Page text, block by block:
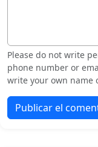
Please do not write
phone number or
write your own name
Publicar el